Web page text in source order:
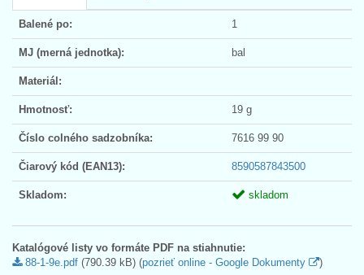
Balené po: 1
MJ (merná jednotka): bal
Materiál:
Hmotnosť: 19 g
Číslo colného sadzobníka: 7616 99 90
Čiarový kód (EAN13): 8590587843500
Skladom: skladom
Katalógové listy vo formáte PDF na stiahnutie:
88-1-9e.pdf (790.39 kB) (pozrieť online - Google Dokumenty )